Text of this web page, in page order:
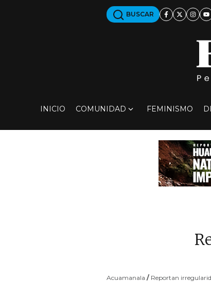
BUSCAR
INICIO COMUNIDAD FEMINISMO
Acuamanala / Reportan